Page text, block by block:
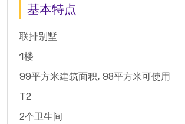
基本特点
联排别墅
1楼
99平方米建筑面积, 98平方米可使用
T2
2个卫生间